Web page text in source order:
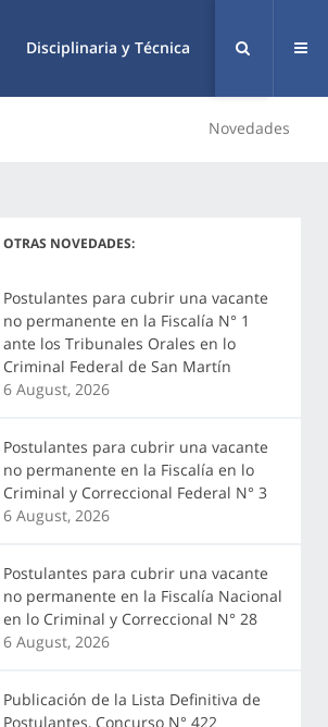
Disciplinaria y Técnica
Novedades
OTRAS NOVEDADES:
Postulantes para cubrir una vacante
no permanente en la Fiscalía N° 1
ante los Tribunales Orales en lo
Criminal Federal de San Martín
6 August, 2026
Postulantes para cubrir una vacante
no permanente en la Fiscalía en lo
Criminal y Correccional Federal N° 3
6 August, 2026
Postulantes para cubrir una vacante
no permanente en la Fiscalía Nacional
en lo Criminal y Correccional N° 28
6 August, 2026
Publicación de la Lista Definitiva de
Postulantes, Concurso N° 422